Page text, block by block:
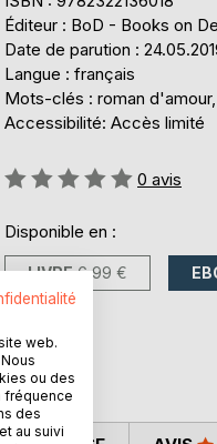
Éditeur : BoD - Books on
Date de parution :
Langue : français
Mots-clés : roman
Accessibilité: Accès limité
Évaluation:
0 avis
Disponible en :
LIVRE 6,99 €
web.
ou des
fréquence
des
au suivi